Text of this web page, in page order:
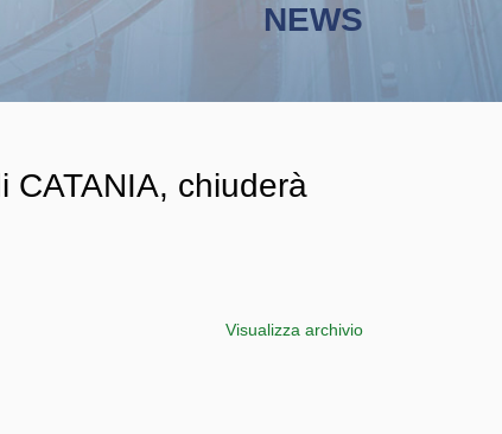
NEWS
CATANIA, chiuderà
Visualizza archivio